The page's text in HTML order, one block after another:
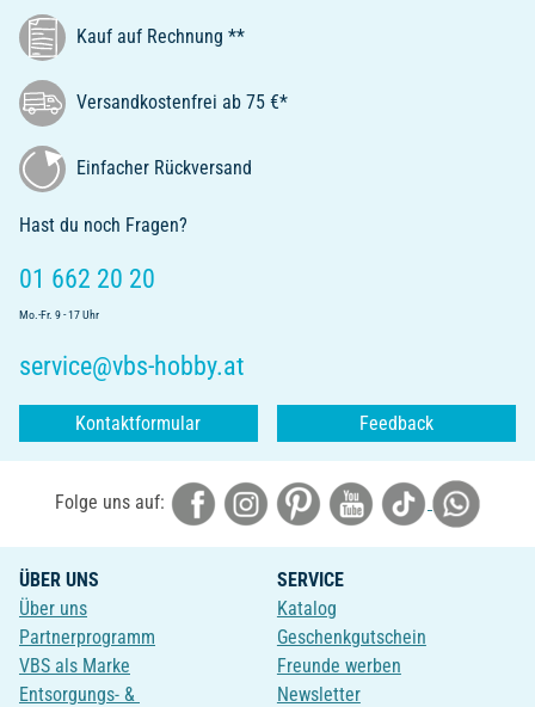
Kauf auf Rechnung **
Versandkostenfrei ab 75 €*
Einfacher Rückversand
Hast du noch Fragen?
01 662 20 20
Mo.-Fr. 9 - 17 Uhr
service@vbs-hobby.at
Kontaktformular Feedback
Folge uns auf:
ÜBER UNS
Über uns
Partnerprogramm
VBS als Marke
Entsorgungs- &
SERVICE
Katalog
Geschenkgutschein
Freunde werben
Newsletter